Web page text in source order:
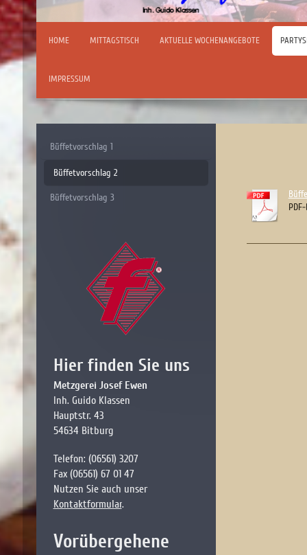
HOME MITTAGSTISCH AKTUELLE WOCHENANGEBOTE
IMPRESSUM
Büffetvorschlag 1
Büffetvorschlag 2
Büffetvorschlag 3
Hier finden Sie uns
Metzgerei Josef Ewen
Inh. Guido Klassen
Hauptstr. 43
54634 Bitburg
Telefon: (06561) 3207
Fax (06561) 67 01 47
Nutzen Sie auch unser
Kontaktformular.
Vorübergehene